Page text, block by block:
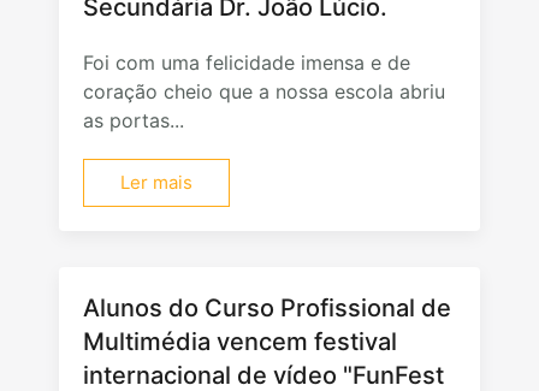
Secundária Dr. João Lúcio.
Foi com uma felicidade imensa e de
coração cheio que a nossa escola abriu
as portas...
Ler mais
Alunos do Curso Profissional de
Multimédia vencem festival
internacional de vídeo "FunFest